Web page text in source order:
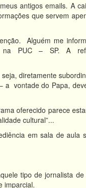
antigos emails. A
que servem
Alguém me
PUC – SP. A
diretamente
a vontade do Papa,
oferecido parece
cultural”...
em sala de aula
tipo de jornalista
imparcial.